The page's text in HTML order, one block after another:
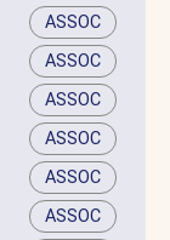
ASSOC
ASSOC
ASSOC
ASSOC
ASSOC
ASSOC